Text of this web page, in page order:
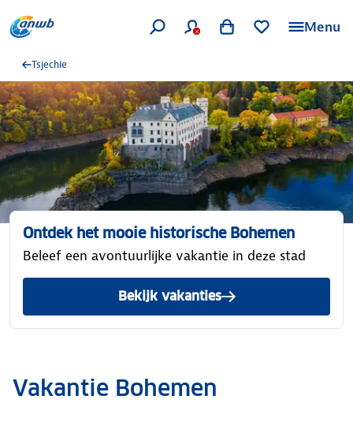
Menu
Tsjechie
Ontdek het mooie historische Bohemen
Beleef een avontuurlijke vakantie in deze stad
Bekijk vakanties
Vakantie Bohemen